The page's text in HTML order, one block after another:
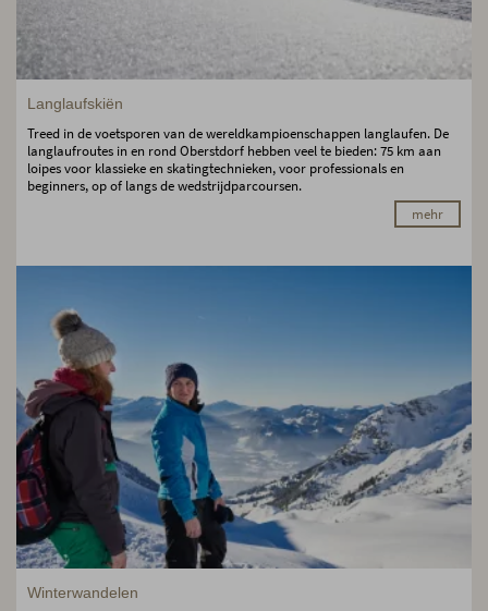
Langlaufskiën
Treed in de voetsporen van de wereldkampioenschappen langlaufen. De
langlaufroutes in en rond Oberstdorf hebben veel te bieden: 75 km aan
loipes voor klassieke en skatingtechnieken, voor professionals en
beginners, op of langs de wedstrijdparcoursen.
mehr
Winterwandelen